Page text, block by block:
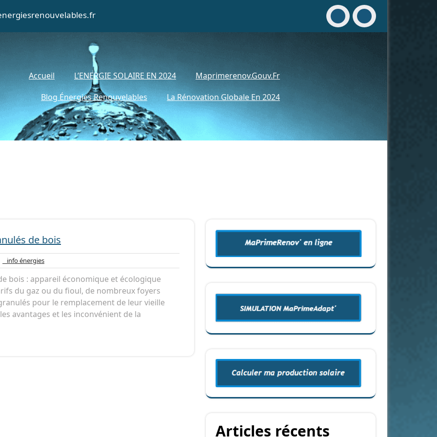
Accueil L’ENERGIE SOLAIRE EN 2024
Maprimerenov.gouv.fr
Blog Énergies Renouvelables
La Rénovation Globale En 2024
de bois
info énergiesinfo
énergies
bois : appareil économique et écologique
du gaz ou du fioul, de nombreux foyers
pour le remplacement de leur vieille
avantages et les inconvénient de la
Articles récents